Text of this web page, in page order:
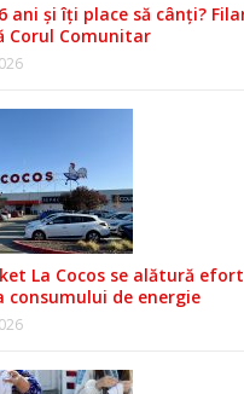
ani și îți place să cânți?
Corul Comunitar
La Cocos se alătură
consumului de energie